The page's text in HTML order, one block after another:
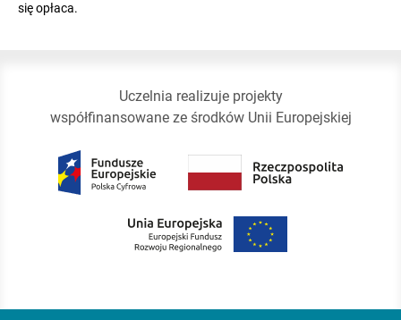
się opłaca.
Uczelnia realizuje projekty
współfinansowane ze środków Unii Europejskiej